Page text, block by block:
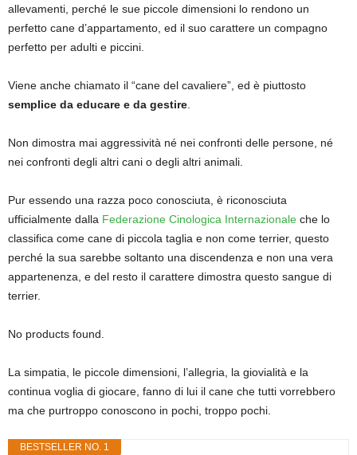
allevamenti, perché le sue piccole dimensioni lo rendono un
perfetto cane d’appartamento, ed il suo carattere un compagno
perfetto per adulti e piccini.
Viene anche chiamato il “cane del cavaliere”, ed è piuttosto
semplice da educare e da gestire
Non dimostra mai aggressività né nei confronti delle persone, né
nei confronti degli altri cani o degli altri animali.
Pur essendo una razza poco conosciuta, è riconosciuta
ufficialmente dalla Federazione Cinologica Internazionale che lo
classifica come cane di piccola taglia e non come terrier, questo
perché la sua sarebbe soltanto una discendenza e non una vera
appartenenza, e del resto il carattere dimostra questo sangue di
terrier.
No products found.
La simpatia, le piccole dimensioni, l’allegria, la giovialità e la
continua voglia di giocare, fanno di lui il cane che tutti vorrebbero
ma che purtroppo conoscono in pochi, troppo pochi.
BESTSELLER NO. 1